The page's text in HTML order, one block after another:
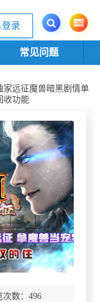
版本源码基地。欢迎选购
登录
常见问题
家远征魔兽暗黑剧情单
收功能
数： 496